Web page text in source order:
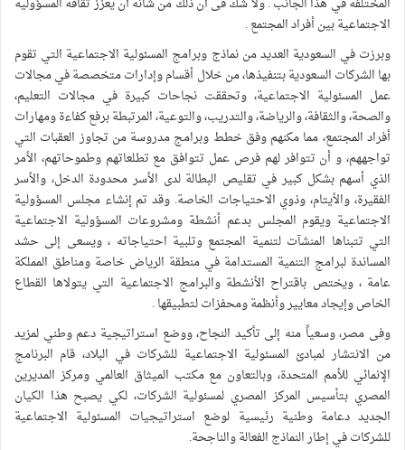
الاجتماعية بين أفراد المجتمع .
وبرزت في السعودية العديد من نماذج وبرامج المسئولية الاجتماعية التي تقوم
بها الشركات السعودية بتنفيذها، من خلال أقسام وإدارات متخصصة في مجالات
عمل المسئولية الاجتماعية، وتحققت نجاحات كبيرة في مجالات التعليم،
والصحة، والثقافة، والرياضة، والتدريب، والتوعية، المرتبطة برفع كفاءة ومهارات
أفراد المجتمع، مما مكنهم وفق خطط وبرامج مدروسة من تجاوز العقبات التي
تواجههم، و أن تتوافر لهم فرص عمل تتوافق مع تطلعاتهم وطموحاتهم، الأمر
الذي أسهم بشكل كبير في تقليص البطالة لدى الأسر محدودة الدخل، والأسر
الفقيرة، والأيتام، وذوي الاحتياجات الخاصة. وقد تم إنشاء مجلس المسؤولية
الاجتماعية ويقوم المجلس بدعم أنشطة ومشروعات المسؤولية الاجتماعية
التي تتبناها المنشآت لتنمية المجتمع وتلبية احتياجاته ، ويسعى إلى حشد
المساندة لبرامج التنمية المستدامة في منطقة الرياض خاصة ومناطق المملكة
عامة ، ويختص باقتراح الأنشطة والبرامج الاجتماعية التي يتولاها القطاع
الخاص وإيجاد معايير وأنظمة ومحفزات لتطبيقها .
وفى مصر، وسعياً منه إلى تأكيد النجاح، ووضع استراتيجية دعم وطني لمزيد
من الانتشار لمبادئ المسئولية الاجتماعية للشركات في البلاد، قام البرنامج
الإنمائي للأمم المتحدة، وبالتعاون مع مكتب الميثاق العالمي ومركز المديرين
المصري بتأسيس المركز المصري لمسئولية الشركات، لكي يصبح هذا الكيان
الجديد دعامة وطنية رئيسية لوضع استراتيجيات المسئولية الاجتماعية
للشركات في إطار النماذج الفعالة والناجحة.